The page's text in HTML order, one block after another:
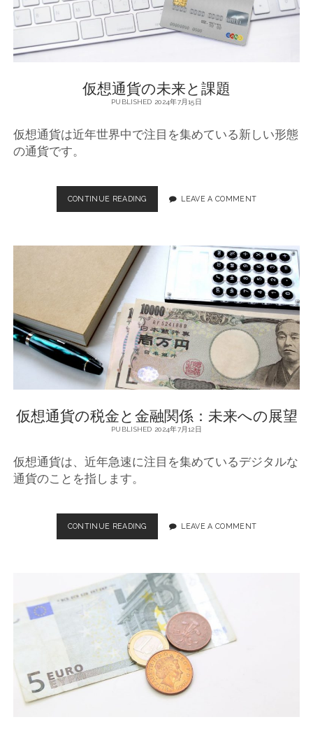
リ
ク
仮想通貨の未来と課題
PUBLISHED 2024年7月15日
仮想通貨は近年世界中で注目を集めている新しい形態
の通貨です。
CONTINUE READING
想
の
課
題
LEAVE A COMMENT
仮想通貨の税金と金融関係：未来への展望
PUBLISHED 2024年7月12日
仮想通貨は、近年急速に注目を集めているデジタルな
通貨のことを指します。
CONTINUE READING
想
の
税
金
と
金
関
係
：
LEAVE A COMMENT